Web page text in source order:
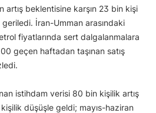
beklentisine karşın 23 bin kişi
geriledi. İran-Umman arasındaki
fiyatlarında sert dalgalanmalara
geçen haftadan taşınan satış
istihdam verisi 80 bin kişilik artış
düşüşle geldi; mayıs-haziran